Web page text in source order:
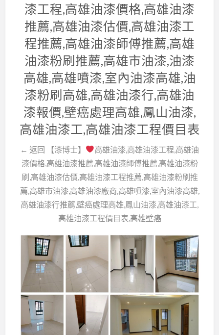
漆工程,高雄油漆價格,高雄油漆
推薦,高雄油漆估價,高雄油漆工
程推薦,高雄油漆師傅推薦,高雄
油漆粉刷推薦,高雄市油漆,油漆
高雄,高雄噴漆,室內油漆高雄,油
漆粉刷高雄,高雄油漆行,高雄油
漆報價,壁癌處理高雄,鳳山油漆,
高雄油漆工,高雄油漆工程價目表
← 返回 【漆博士】
高雄油漆,高雄油漆工程,高雄油
漆價格,高雄油漆推薦,高雄油漆師傅推薦,高雄油漆粉
刷,高雄油漆估價,高雄油漆工程推薦,高雄油漆粉刷推
薦,高雄市油漆,高雄油漆廠商,高雄噴漆,室內油漆高雄,
高雄油漆行推薦,壁癌處理高雄,鳳山油漆,高雄油漆工,
高雄油漆工程價目表,高雄壁癌